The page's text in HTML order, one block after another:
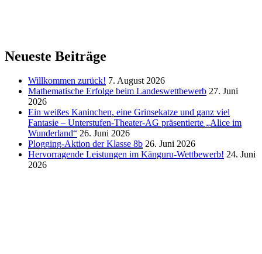
Neueste Beiträge
Willkommen zurück! 7. August 2026
Mathematische Erfolge beim Landeswettbewerb 27. Juni
2026
Ein weißes Kaninchen, eine Grinsekatze und ganz viel
Fantasie – Unterstufen-Theater-AG präsentierte „Alice im
Wunderland“ 26. Juni 2026
Plogging-Aktion der Klasse 8b 26. Juni 2026
Hervorragende Leistungen im Känguru-Wettbewerb! 24. Juni
2026